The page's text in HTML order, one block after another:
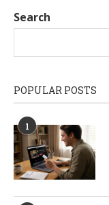
Search
POPULAR POSTS
1